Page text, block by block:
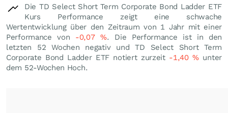
Die TD Select Short Term Corporate Bond Ladder ETF
Kurs Performance zeigt eine schwache
Wertentwicklung über den Zeitraum von 1 Jahr mit einer
Performance von -0,07%. Die Performance ist in den
letzten 52 Wochen negativ und TD Select Short Term
Corporate Bond Ladder ETF notiert zurzeit -1,40%unter
dem 52-Wochen Hoch.